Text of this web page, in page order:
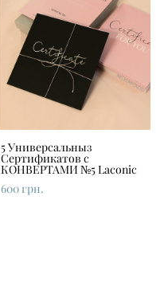
5 Универсальныз
Сертификатов с
КОНВЕРТАМИ №5 Laconic
600 грн.